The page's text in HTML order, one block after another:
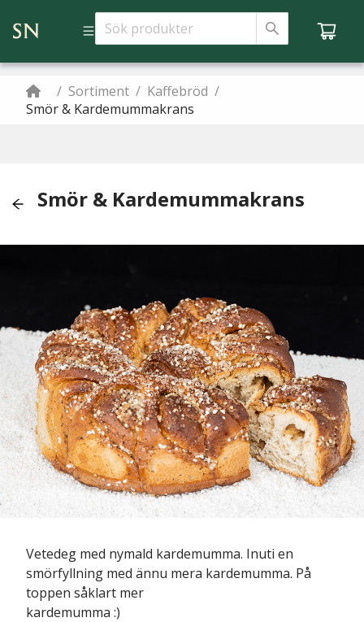
/ Sortiment / Kaffebröd /
Smör & Kardemummakrans
Smör & Kardemummakrans
Vetedeg med nymald kardemumma. Inuti en
smörfyllning med ännu mera kardemumma. På
toppen såklart mer
kardemumma :)